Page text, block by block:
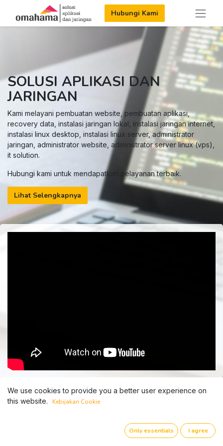
Hubungi Kami
SOLUSI APLIKASI DAN
JARINGAN
Kami melayani pembuatan website, pembuatan aplikasi,
recovery data, instalasi jaringan lokal, instalasi jaringan internet,
instalasi linux desktop, instalasi linux server, administrator
jaringan, administrator website, administrator server linux (vps),
it solution.
Hubungi kami untuk mendapatkan pelayanan terbaik.
Lihat Selengkapnya
We use cookies to provide you a better user experience on
this website.
Kebijakan Cookie
Only essentials I agree